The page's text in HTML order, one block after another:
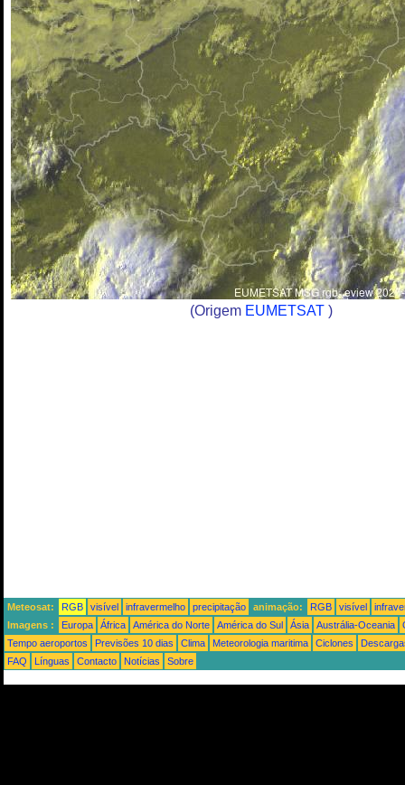
(Origem EUMETSAT )
Meteosat: RGB visível infravermelho precipitação animação: RGB visível
Imagens :
Europa África América do Norte América do Sul Ásia Austrália-Oceania
Tempo aeroportos
Previsões 10 dias Clima Meteorologia maritima Ciclones
FAQ
Línguas Contacto Notícias Sobre